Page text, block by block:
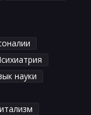
науки